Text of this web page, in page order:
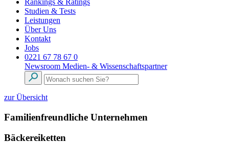
Rankings & Ratings
Studien & Tests
Leistungen
Über Uns
Kontakt
Jobs
0221 67 78 67 0
Newsroom Medien- & Wissenschaftspartner
zur Übersicht
Familienfreundliche Unternehmen
Bäckereiketten